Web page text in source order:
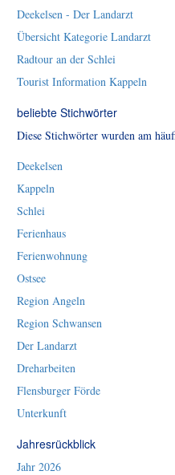
Deekelsen - Der Landarzt
Übersicht Kategorie Landarzt
Radtour an der Schlei
Tourist Information Kappeln
beliebte Stichwörter
Diese Stichwörter wurden am
Deekelsen
Kappeln
Schlei
Ferienhaus
Ferienwohnung
Ostsee
Region Angeln
Region Schwansen
Der Landarzt
Dreharbeiten
Flensburger Förde
Unterkunft
Jahresrückblick
Jahr 2026